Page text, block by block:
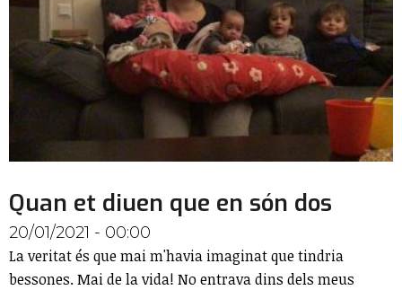
Quan et diuen que en són dos
20/01/2021 - 00:00
La veritat és que mai m'havia imaginat que tindria
bessones. Mai de la vida! No entrava dins dels meus